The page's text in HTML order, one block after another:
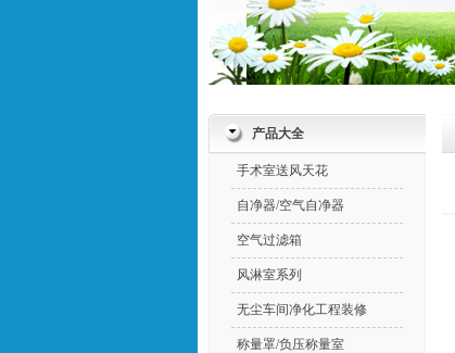
产品大全
手术室送风天花
自净器/空气自净器
空气过滤箱
风淋室系列
无尘车间净化工程装修
称量罩/负压称量室